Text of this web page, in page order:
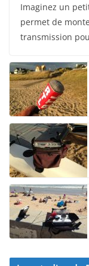
Imaginez un
permet de
transmission